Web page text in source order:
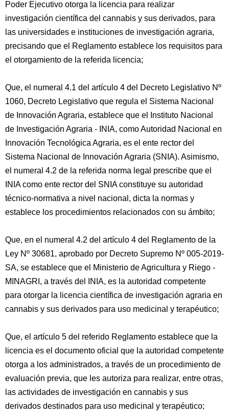
Poder Ejecutivo otorga la licencia para realizar
investigación científica del cannabis y sus derivados, para
las universidades e instituciones de investigación agraria,
precisando que el Reglamento establece los requisitos para
el otorgamiento de la referida licencia;
Que, el numeral 4.1 del artículo 4 del Decreto Legislativo Nº
1060, Decreto Legislativo que regula el Sistema Nacional
de Innovación Agraria, establece que el Instituto Nacional
de Investigación Agraria - INIA, como Autoridad Nacional en
Innovación Tecnológica Agraria, es el ente rector del
Sistema Nacional de Innovación Agraria (SNIA). Asimismo,
el numeral 4.2 de la referida norma legal prescribe que el
INIA como ente rector del SNIA constituye su autoridad
técnico-normativa a nivel nacional, dicta la normas y
establece los procedimientos relacionados con su ámbito;
Que, en el numeral 4.2 del artículo 4 del Reglamento de la
Ley Nº 30681, aprobado por Decreto Supremo Nº 005-2019-
SA, se establece que el Ministerio de Agricultura y Riego -
MINAGRI, a través del INIA, es la autoridad competente
para otorgar la licencia científica de investigación agraria en
cannabis y sus derivados para uso medicinal y terapéutico;
Que, el artículo 5 del referido Reglamento establece que la
licencia es el documento oficial que la autoridad competente
otorga a los administrados, a través de un procedimiento de
evaluación previa, que les autoriza para realizar, entre otras,
las actividades de investigación en cannabis y sus
derivados destinados para uso medicinal y terapéutico;